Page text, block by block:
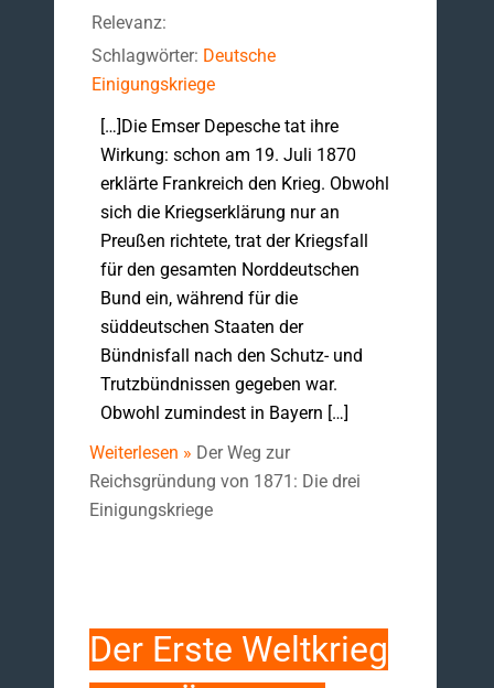
Relevanz:
Schlagwörter: Deutsche
Einigungskriege
[…]Die Emser Depesche tat ihre
Wirkung: schon am 19. Juli 1870
erklärte Frankreich den Krieg. Obwohl
sich die Kriegserklärung nur an
Preußen richtete, trat der Kriegsfall
für den gesamten Norddeutschen
Bund ein, während für die
süddeutschen Staaten der
Bündnisfall nach den Schutz- und
Trutzbündnissen gegeben war.
Obwohl zumindest in Bayern […]
Weiterlesen » Der Weg zur
Reichsgründung von 1871: Die drei
Einigungskriege
Der Erste Weltkrieg